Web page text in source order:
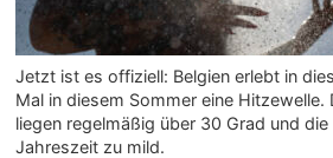
Jetzt ist es offiziell: Belgien erlebt in
Mal in diesem Sommer eine Hitzewelle.
liegen regelmäßig über 30 Grad und
Jahreszeit zu mild.